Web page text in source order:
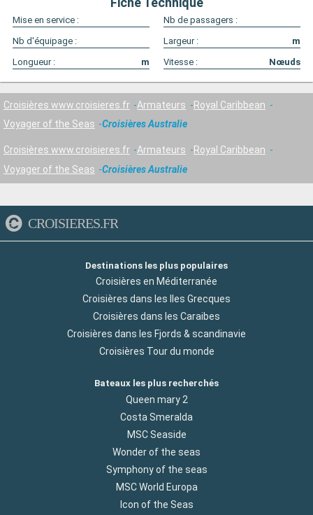
Mise en service :
Nb de passagers :
Nb d'équipage :
Largeur :
m
Longueur :
m Vitesse : Nœuds
Croisières www.croisieres.fr Armateurs
Royal Caribbean
Voyager of the Seas
Croisières Australie
Croisières www.croisieres.fr Armateurs
Royal Caribbean
Voyager of the Seas
Croisières Australie
CROISIERES.FR
Destinations les plus populaires
Croisières en Méditerranée
Croisières dans les Iles Grecques
Croisières dans les Caraibes
Croisières dans les Fjords & scandinavie
Croisières Tour du monde
Bateaux les plus recherchés
Queen mary 2
Costa Smeralda
MSC Seaside
Wonder of the seas
Symphony of the seas
MSC World Europa
Icon of the Seas